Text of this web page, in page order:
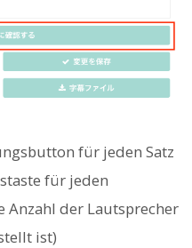
für jeden Satz
für jeden
Anzahl der Lautsprecher
ist)